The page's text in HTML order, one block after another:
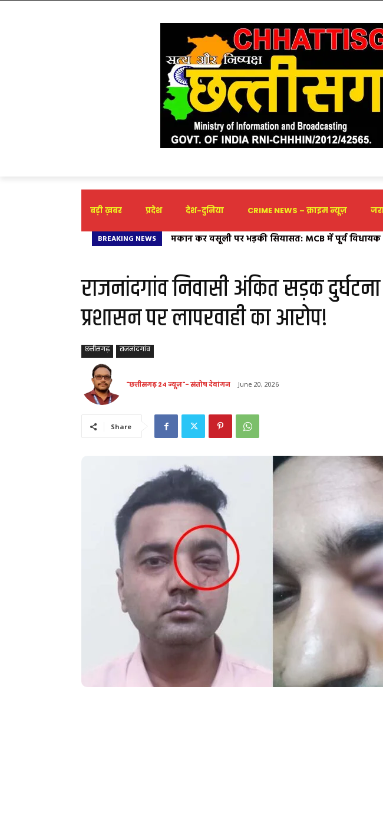
बड़ी ख़बर प्रदेश देश-दुनिया CRIME NEWS – क्राइम न्यूज़
BREAKING NEWS
संस्कारधारी को विकास कार्य कराने मिलेगी 44 करोड़
राजनांदगांव निवासी अंकित सड़क
प्रशासन पर लापरवाही का आरोप!
छत्तीसगढ़ राजनांदगांव
"छत्तीसगढ़ 24 न्यूज़"- संतोष देवांगन June 20, 2026
Share